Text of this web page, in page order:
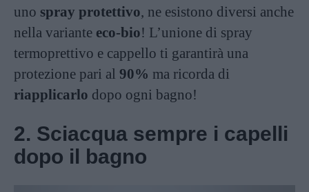
uno spray protettivo, ne esistono diversi anche
nella variante eco-bio! L’unione di spray
termoprettivo e cappello ti garantirà una
protezione pari al 90% ma ricorda di
riapplicarlo dopo ogni bagno!
2. Sciacqua sempre i capelli
dopo il bagno